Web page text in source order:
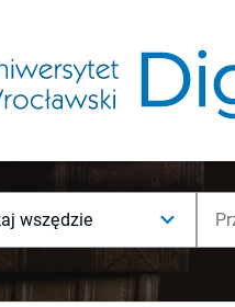
wszędzie